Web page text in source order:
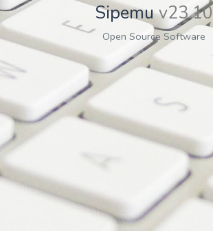
Sipemuv23.10
Open Source Software